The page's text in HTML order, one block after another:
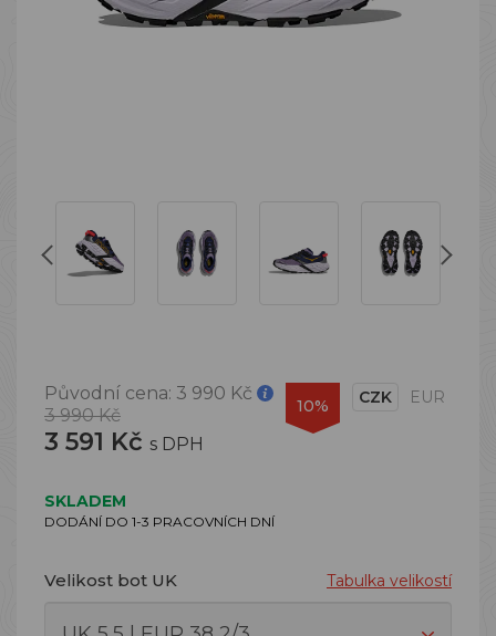
Původní cena: 3 990 Kč
3 990 Kč
3 591 Kč s DPH
10% CZK EUR
SKLADEM
DODÁNÍ DO 1-3 PRACOVNÍCH DNÍ
Velikost bot UK Tabulka velikostí